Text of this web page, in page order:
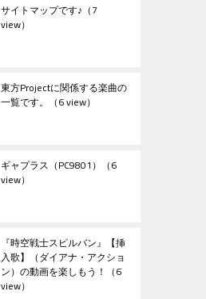
サイトマップです♪ （7
view）
東方Projectに関係する楽曲の
一覧です。 （6 view）
ギャプラス（PC9801） （6
view）
『時空戦士スピルバン』【挿
入歌】（ダイアナ・アクショ
ン）の動画を楽しもう！ （6
view）